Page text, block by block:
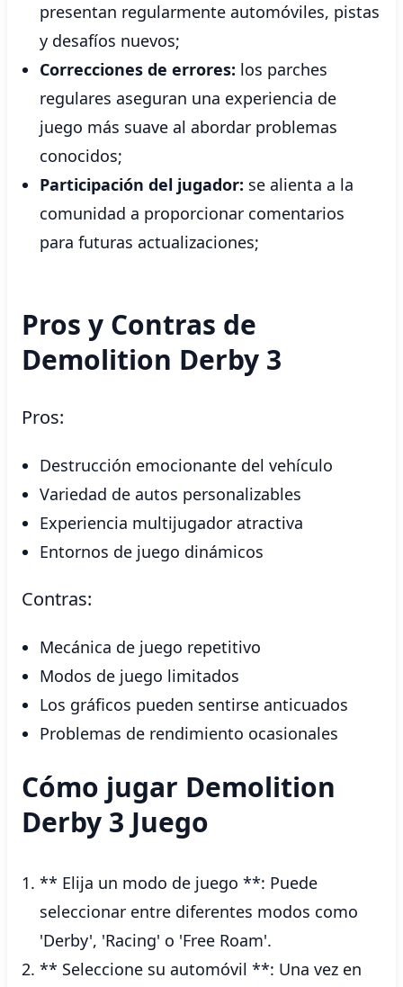
presentan regularmente automóviles, pistas
y desafíos nuevos;
Correcciones de errores: los parches
regulares aseguran una experiencia de
juego más suave al abordar problemas
conocidos;
Participación del jugador: se alienta a la
comunidad a proporcionar comentarios
para futuras actualizaciones;
Pros y Contras de
Demolition Derby 3
Pros:
Destrucción emocionante del vehículo
Variedad de autos personalizables
Experiencia multijugador atractiva
Entornos de juego dinámicos
Contras:
Mecánica de juego repetitivo
Modos de juego limitados
Los gráficos pueden sentirse anticuados
Problemas de rendimiento ocasionales
Cómo jugar Demolition
Derby 3 Juego
** Elija un modo de juego **: Puede
seleccionar entre diferentes modos como
'Derby', 'Racing' o 'Free Roam'.
** Seleccione su automóvil **: Una vez en